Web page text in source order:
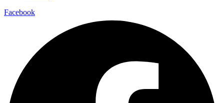
Facebook